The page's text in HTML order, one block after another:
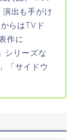
出も手がけ
らはTVド
作に
シリーズな
「サイドウ